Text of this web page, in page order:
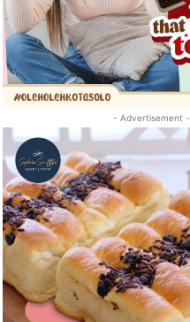
- Advertisement -